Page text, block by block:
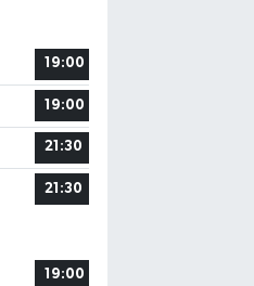
19:00
19:00
21:30
21:30
19:00